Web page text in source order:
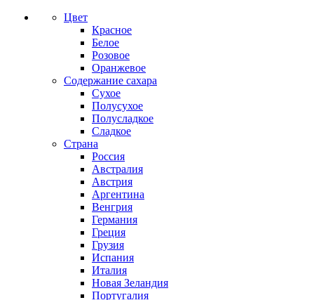
Цвет
Красное
Белое
Розовое
Оранжевое
Содержание сахара
Сухое
Полусухое
Полусладкое
Сладкое
Страна
Россия
Австралия
Австрия
Аргентина
Венгрия
Германия
Греция
Грузия
Испания
Италия
Новая Зеландия
Португалия